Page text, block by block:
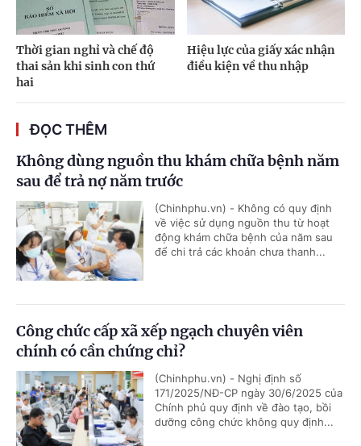
Thời gian nghỉ và chế độ
thai sản khi sinh con thứ
hai
Hiệu lực của giấy xác nhận
điều kiện về thu nhập
ĐỌC THÊM
Không dùng nguồn thu khám chữa bệnh năm
sau để trả nợ năm trước
(Chinhphu.vn) - Không có quy định
về việc sử dụng nguồn thu từ hoạt
động khám chữa bệnh của năm sau
để chi trả các khoản chưa thanh...
Công chức cấp xã xếp ngạch chuyên viên
chính có cần chứng chỉ?
(Chinhphu.vn) - Nghị định số
171/2025/NĐ-CP ngày 30/6/2025 của
Chính phủ quy định về đào tạo, bồi
dưỡng công chức không quy định...